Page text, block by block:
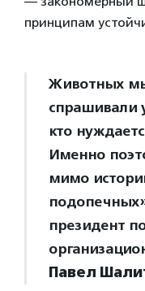
принципам
Животных
спрашивали
кто
Именно
мимо
президент
Павел